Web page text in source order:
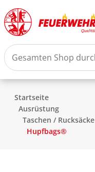
Startseite
Ausrüstung
Taschen / Rucksäcke
Hupfbags®